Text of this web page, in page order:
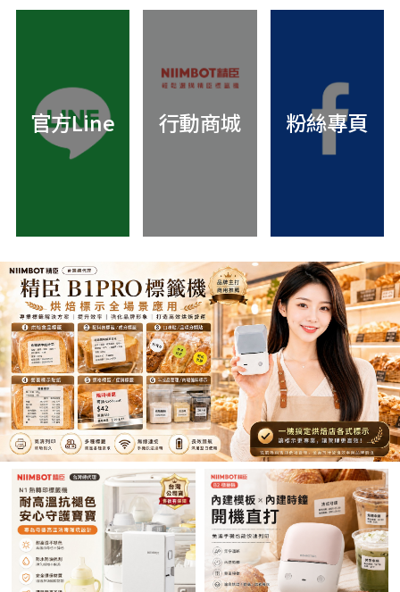
官方Line 行動商城 粉絲專頁